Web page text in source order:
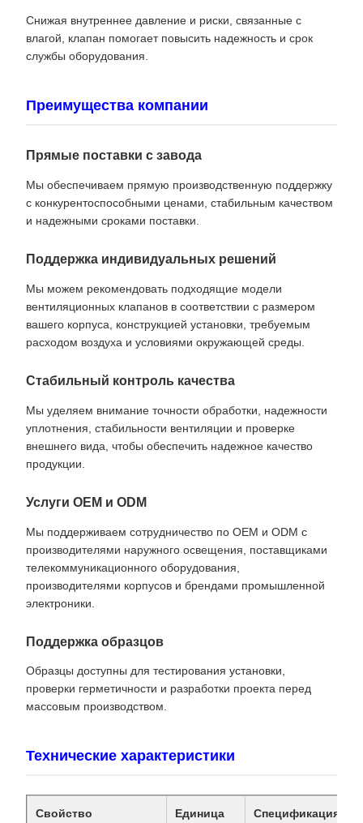
Снижая внутреннее давление и риски, связанные с
влагой, клапан помогает повысить надежность и срок
службы оборудования.
Преимущества компании
Прямые поставки с завода
Мы обеспечиваем прямую производственную поддержку
с конкурентоспособными ценами, стабильным качеством
и надежными сроками поставки.
Поддержка индивидуальных решений
Мы можем рекомендовать подходящие модели
вентиляционных клапанов в соответствии с размером
вашего корпуса, конструкцией установки, требуемым
расходом воздуха и условиями окружающей среды.
Стабильный контроль качества
Мы уделяем внимание точности обработки, надежности
уплотнения, стабильности вентиляции и проверке
внешнего вида, чтобы обеспечить надежное качество
продукции.
Услуги OEM и ODM
Мы поддерживаем сотрудничество по OEM и ODM с
производителями наружного освещения, поставщиками
телекоммуникационного оборудования,
производителями корпусов и брендами промышленной
электроники.
Поддержка образцов
Образцы доступны для тестирования установки,
проверки герметичности и разработки проекта перед
массовым производством.
Технические характеристики
Свойство
Единица
Спецификация